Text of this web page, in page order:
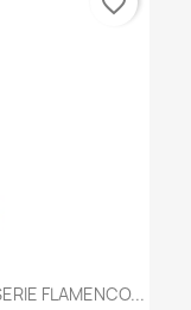
FLAMENCO...